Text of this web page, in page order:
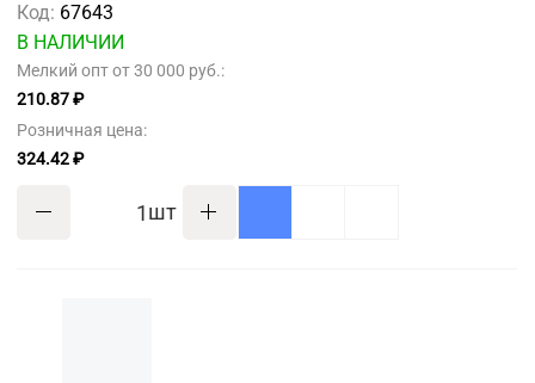
Код: 67643
В НАЛИЧИИ
Мелкий опт от 30 000 руб.:
210.87 ₽
Розничная цена:
324.42 ₽
шт